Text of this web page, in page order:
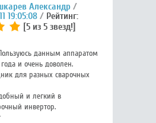
Александр
19:05:08
Рейтинг:
[5 из 5 звезд!]
данным аппаратом
и очень доволен.
для разных сварочных
и легкий в
инвертор.